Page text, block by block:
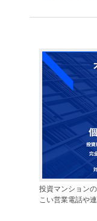
投資マンション
こい営業電話や